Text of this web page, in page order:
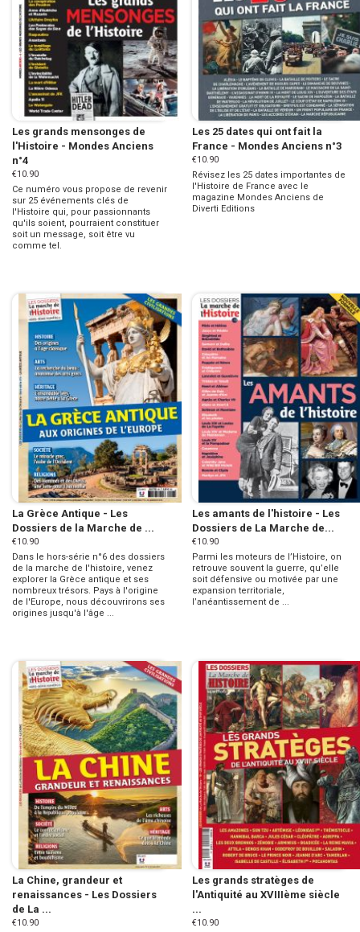
Les grands mensonges de
l'Histoire - Mondes Anciens
n°4
€10.90
Ce numéro vous propose de revenir
sur 25 événements clés de
l'Histoire qui, pour passionnants
qu'ils soient, pourraient constituer
soit un message, soit être vu
comme tel.
Les 25 dates qui ont fait la
France - Mondes Anciens n°3
€10.90
Révisez les 25 dates importantes de
l'Histoire de France avec le
magazine Mondes Anciens de
Diverti Editions
La Grèce Antique - Les
Dossiers de la Marche de ...
€10.90
Dans le hors-série n°6 des dossiers
de la marche de l'histoire, venez
explorer la Grèce antique et ses
nombreux trésors. Pays à l'origine
de l'Europe, nous découvrirons ses
origines jusqu'à l'âge ...
Les amants de l'histoire - Les
Dossiers de La Marche de...
€10.90
Parmi les moteurs de l’Histoire, on
retrouve souvent la guerre, qu’elle
soit défensive ou motivée par une
expansion territoriale,
l’anéantissement de ...
La Chine, grandeur et
renaissances - Les Dossiers
de La ...
€10.90
Les grands stratèges de
l'Antiquité au XVIIIème siècle
...
€10.90